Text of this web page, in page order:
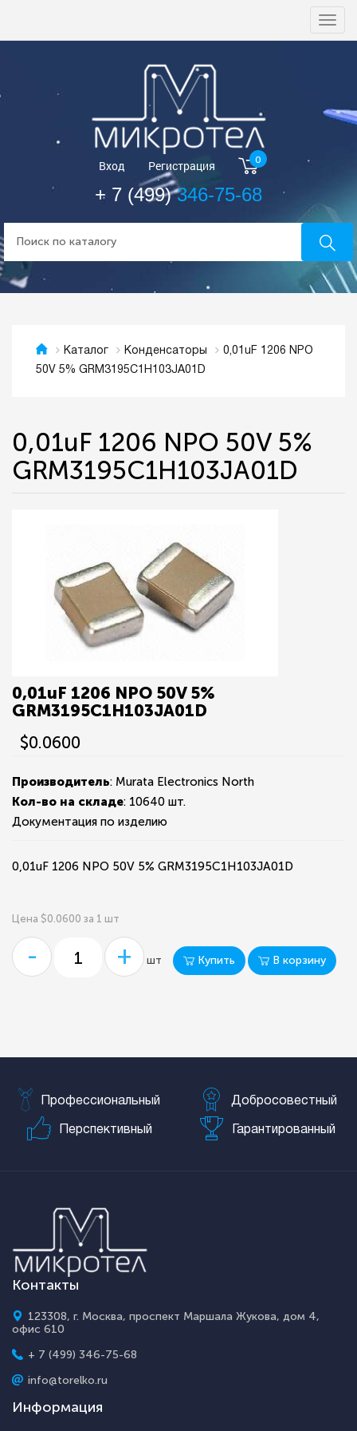
Вход Регистрация 0
+ 7 (499)346-75-68
Каталог Конденсаторы
0,01uF 1206 NPO
50V 5% GRM3195C1H103JA01D
0,01uF 1206 NPO 50V 5%
GRM3195C1H103JA01D
0,01uF 1206 NPO 50V 5%
GRM3195C1H103JA01D
$0.0600
Производитель: Murata Electronics North
Кол-во на складе: 10640 шт.
Документация по изделию
0,01uF 1206 NPO 50V 5% GRM3195C1H103JA01D
Цена $0.0600 за 1 шт
- + шт Купить В корзину
Профессиональный Добросовестный
Перспективный Гарантированный
Контакты
123308, г. Москва, проспект Маршала Жукова, дом 4,
офис 610
+ 7 (499) 346-75-68
info@torelko.ru
Информация